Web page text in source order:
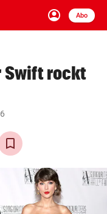
account_circle
Anmelden
Abo
close Schließen
arrow_right
Swift rockt